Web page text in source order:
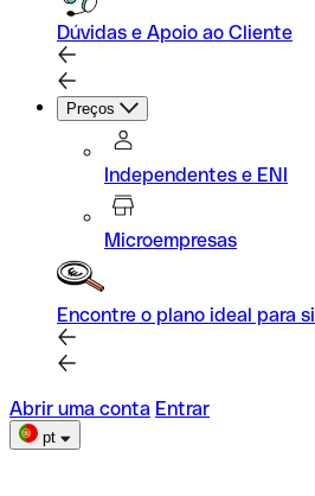
Dúvidas e Apoio ao Cliente
Preços
Independentes e ENI
Microempresas
Encontre o plano ideal para si
Abrir uma conta Entrar
pt